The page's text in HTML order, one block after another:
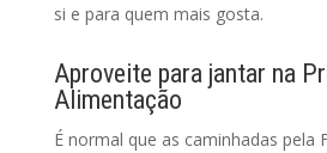
si e para quem mais gosta.
Aproveite para jantar na
Alimentação
É normal que as caminhadas pela